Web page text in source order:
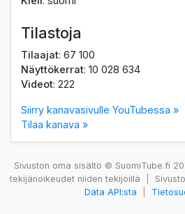
Tilastoja
Tilaajat: 67 100
Näyttökerrat: 10 028 634
Videot: 222
Siirry kanavasivulle YouTubessa »
Tilaa kanava »
Sivuston oma sisältö © SuomiTube.fi
tekijänoikeudet niiden tekijöillä
Data API:sta